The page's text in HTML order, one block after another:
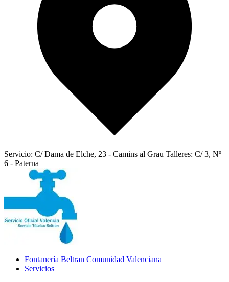
Servicio: C/ Dama de Elche, 23 - Camins al Grau Talleres: C/ 3, Nº
6 - Paterna
Fontanería Beltran Comunidad Valenciana
Servicios